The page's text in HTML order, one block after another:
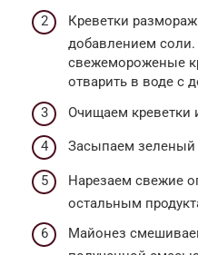
Креветки
добавлением
свежемороженые
отварить в воде с
Очищаем креветки
Засыпаем зеленый
Нарезаем свежие
остальным
Майонез